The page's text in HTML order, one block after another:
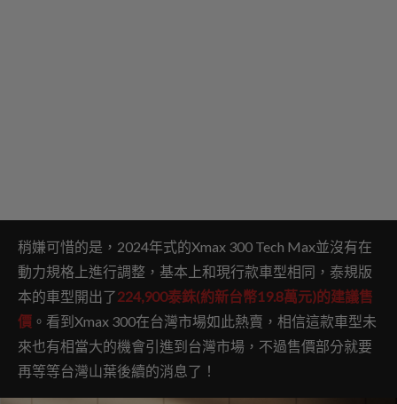
稍嫌可惜的是，2024年式的Xmax 300 Tech Max並沒有在
動力規格上進行調整，基本上和現行款車型相同，泰規版
本的車型開出了224,900泰銖(約新台幣19.8萬元)的建議售
價 。看到Xmax 300在台灣市場如此熱賣，相信這款車型未
來也有相當大的機會引進到台灣市場，不過售價部分就要
再等等台灣山葉後續的消息了！